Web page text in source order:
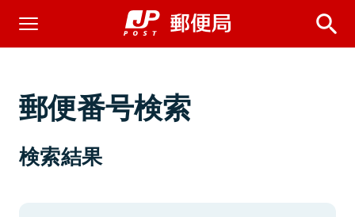
郵便番号検索
検索結果